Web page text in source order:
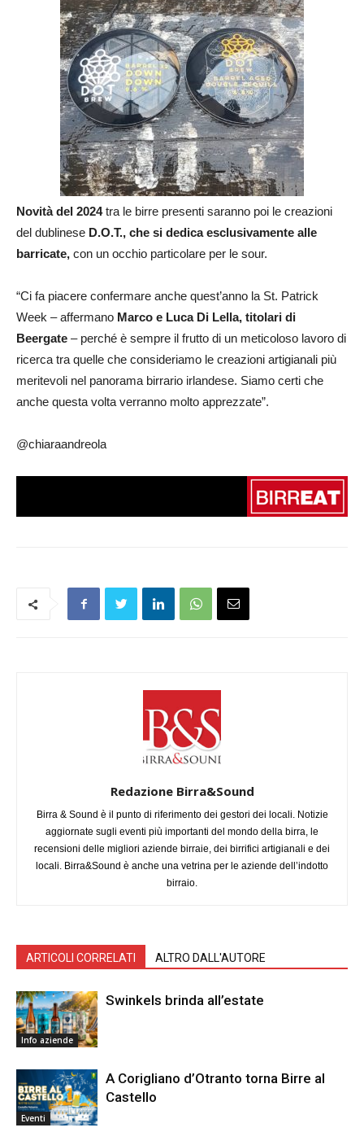
Novità del 2024tra le birre presenti saranno poi le creazioni
del dublinese D.O.T., che si dedica esclusivamente alle
barricate, con un occhio particolare per le sour.
“Ci fa piacere confermare anche quest’anno la St. Patrick
Week – affermano Marco e Luca Di Lella, titolari di
Beergate – perché è sempre il frutto di un meticoloso lavoro di
ricerca tra quelle che consideriamo le creazioni artigianali più
meritevoli nel panorama birrario irlandese. Siamo certi che
anche questa volta verranno molto apprezzate”.
@chiaraandreola
Redazione Birra&Sound
Birra & Sound è il punto di riferimento dei gestori dei locali. Notizie
aggiornate sugli eventi più importanti del mondo della birra, le
recensioni delle migliori aziende birraie, dei birrifici artigianali e dei
locali. Birra&Sound è anche una vetrina per le aziende dell’indotto
birraio.
ARTICOLI CORRELATI ALTRO DALL'AUTORE
Info aziende
Swinkels brinda all’estate
Eventi
A Corigliano d’Otranto torna Birre al
Castello